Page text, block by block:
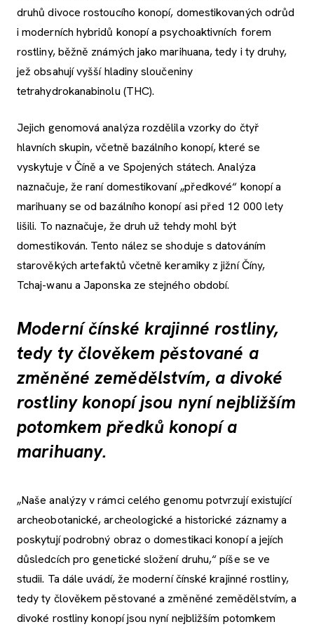
druhů divoce rostoucího konopí, domestikovaných odrůd
i moderních hybridů konopí a psychoaktivních forem
rostliny, běžně známých jako marihuana, tedy i ty druhy,
jež obsahují vyšší hladiny sloučeniny
tetrahydrokanabinolu (THC).
Jejich genomová analýza rozdělila vzorky do čtyř
hlavních skupin, včetně bazálního konopí, které se
vyskytuje v Číně a ve Spojených státech. Analýza
naznačuje, že raní domestikovaní „předkové“ konopí a
marihuany se od bazálního konopí asi před 12 000 lety
lišili. To naznačuje, že druh už tehdy mohl být
domestikován. Tento nález se shoduje s datováním
starověkých artefaktů včetně keramiky z jižní Číny,
Tchaj-wanu a Japonska ze stejného období.
Moderní čínské krajinné rostliny,
tedy ty člověkem pěstované a
změněné zemědělstvím, a divoké
rostliny konopí jsou nyní nejbližším
potomkem předků konopí a
marihuany.
„Naše analýzy v rámci celého genomu potvrzují existující
archeobotanické, archeologické a historické záznamy a
poskytují podrobný obraz o domestikaci konopí a jejích
důsledcích pro genetické složení druhu,“ píše se ve
studii. Ta dále uvádí, že moderní čínské krajinné rostliny,
tedy ty člověkem pěstované a změněné zemědělstvím, a
divoké rostliny konopí jsou nyní nejbližším potomkem